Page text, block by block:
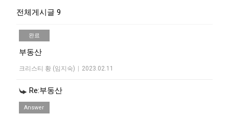
전체게시글 9
완료
부동산
크리스티 황 (임지숙) | 2023.02.11
Re:부동산
Answer